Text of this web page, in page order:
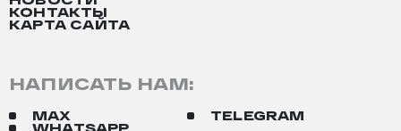
КОНТАКТЫ
КАРТА САЙТА
НАПИСАТЬ НАМ:
MAX
TELEGRAM
WHATSAPP